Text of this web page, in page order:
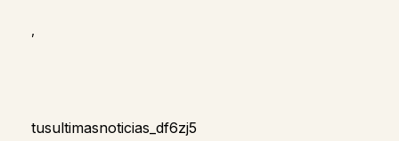
,
tusultimasnoticias_df6zj5